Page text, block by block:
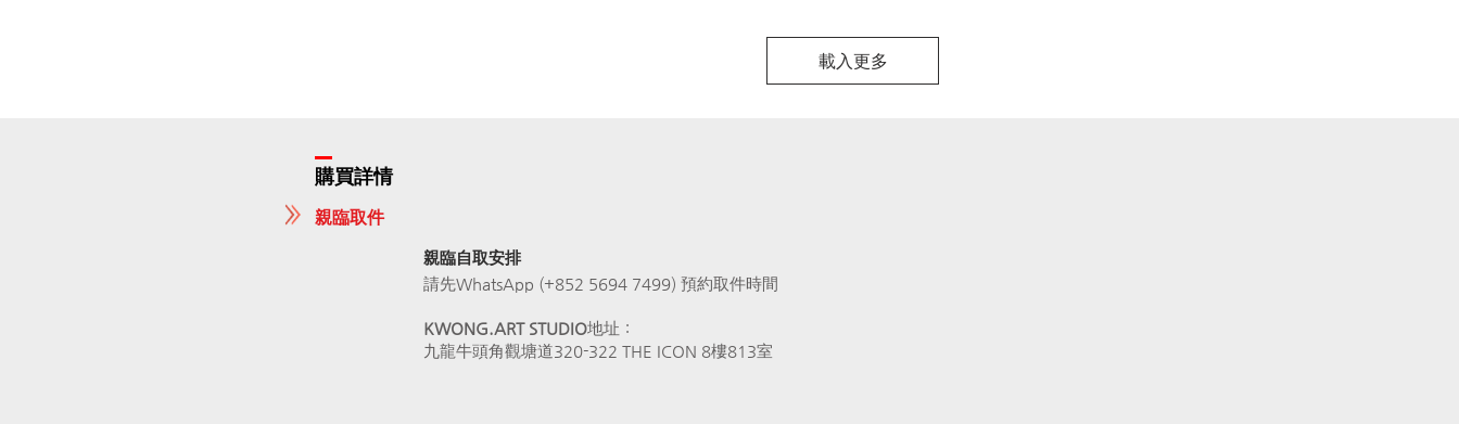
載入更多
購買詳情
親臨取件
親臨自取安排
請先WhatsApp (+852 5694 7499) 預約取件時間
KWONG.ART STUDIO地址：
九龍牛頭角觀塘道320-322 THE ICON 8樓813室